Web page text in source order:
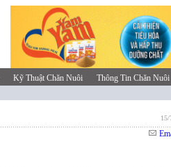
Kỹ Thuật Chăn Nuôi Thông Tin Chăn Nuôi